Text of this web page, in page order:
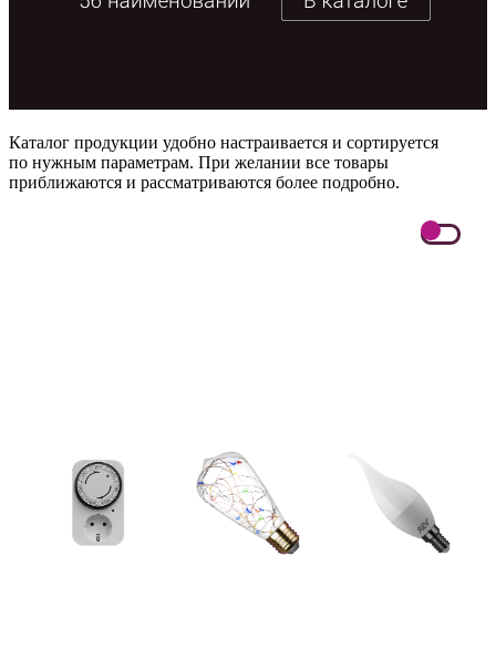
Каталог продукции удобно настраивается и сортируется
по нужным параметрам. При желании все товары
приближаются и рассматриваются более подробно.